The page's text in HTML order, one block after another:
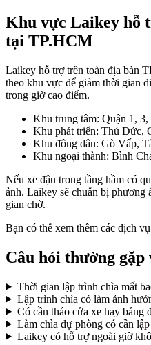
Khu vực Laikey hỗ
tại TP.HCM
Laikey hỗ trợ trên toàn địa bàn
theo khu vực để giảm thời gian
trong giờ cao điểm.
Khu trung tâm: Quận 1,
Khu phát triển: Thủ Đức,
Khu đông dân: Gò Vấp,
Khu ngoại thành: Bình
Nếu xe đậu trong tầng hầm có
ảnh. Laikey sẽ chuẩn bị phương
gian chờ.
Bạn có thể xem thêm các dịch
Câu hỏi thường
Thời gian lập trình chìa mất
Lập trình chìa có làm ảnh
Có cần tháo cửa xe hay bảng
Làm chìa dự phòng có cần
Laikey có hỗ trợ ngoài giờ